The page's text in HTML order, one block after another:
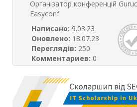
Організатор конференцій
Easyconf
Написано: 9.03.23
Оновлено: 18.07.23
Переглядів: 250
Комментариев: 0